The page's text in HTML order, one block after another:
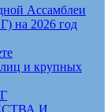
Ассамблеи
на 2026 год
и крупных
И